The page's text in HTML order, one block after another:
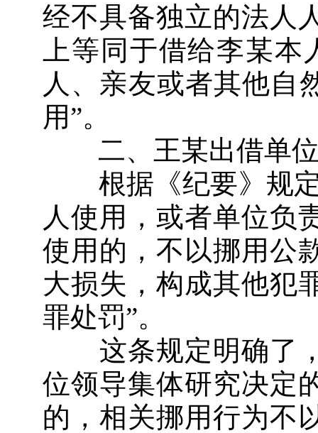
经不具备独立的法人
上等同于借给李某
人、亲友或者其他自
用”。
二、王某出借单位
根据《纪要》规定
人使用，或者单位负
使用的，不以挪用公
大损失，构成其他犯
罪处罚”。
这条规定明确了，
位领导集体研究决定
的，相关挪用行为不